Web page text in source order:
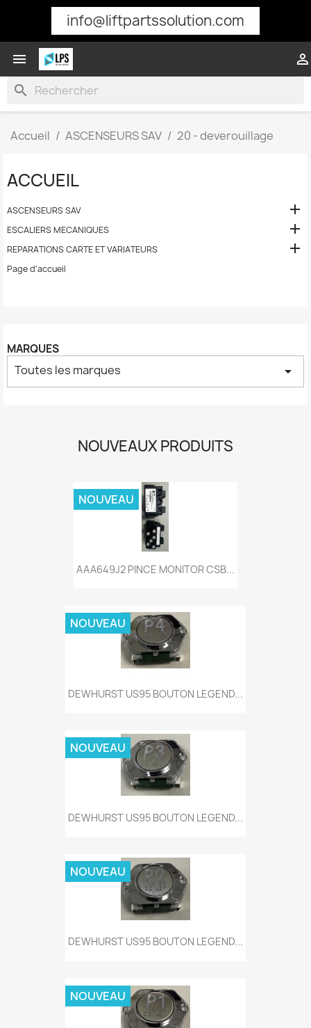
info@liftpartssolution.com


search
Accueil ASCENSEURS SAV 20 - deverouillage
ACCUEIL
ASCENSEURS SAV 
ESCALIERS MECANIQUES 
REPARATIONS CARTE ET VARIATEURS 
Page d'accueil
MARQUES
Toutes les marques arrow_drop_down
NOUVEAUX PRODUITS
AAA649J2 PINCE MONITOR CSB...
NOUVEAU
DEWHURST US95 BOUTON LEGEND...
NOUVEAU
DEWHURST US95 BOUTON LEGEND...
NOUVEAU
DEWHURST US95 BOUTON LEGEND...
NOUVEAU
NOUVEAU